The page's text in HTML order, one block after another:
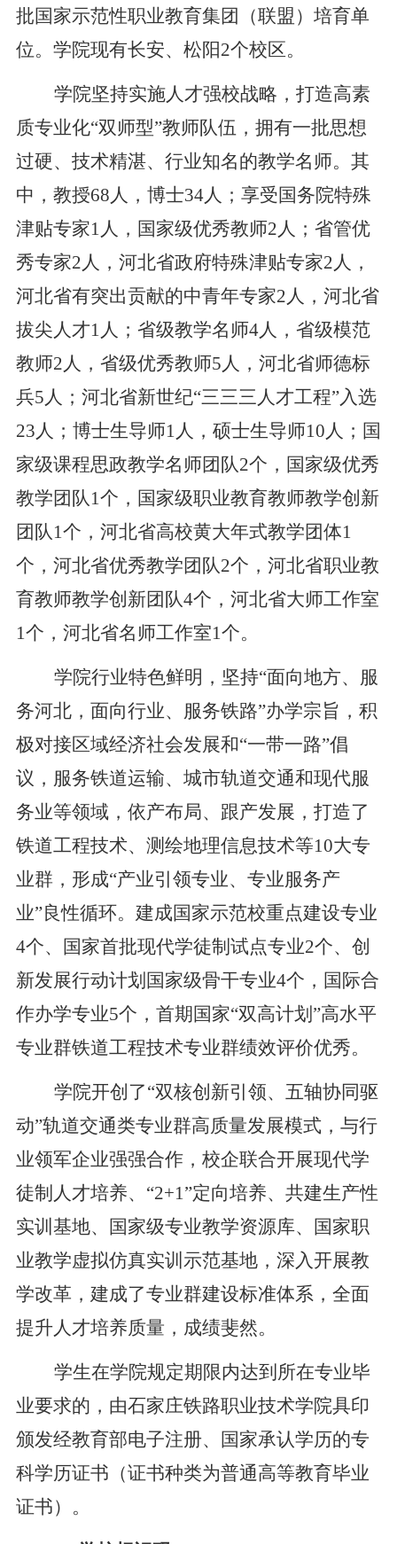
批国家示范性职业教育集团（联盟）培育单
位。学院现有长安、松阳2个校区。
学院坚持实施人才强校战略，打造高素
质专业化“双师型”教师队伍，拥有一批思想
过硬、技术精湛、行业知名的教学名师。其
中，教授68人，博士34人；享受国务院特殊
津贴专家1人，国家级优秀教师2人；省管优
秀专家2人，河北省政府特殊津贴专家2人，
河北省有突出贡献的中青年专家2人，河北省
拔尖人才1人；省级教学名师4人，省级模范
教师2人，省级优秀教师5人，河北省师德标
兵5人；河北省新世纪“三三三人才工程”入选
23人；博士生导师1人，硕士生导师10人；国
家级课程思政教学名师团队2个，国家级优秀
教学团队1个，国家级职业教育教师教学创新
团队1个，河北省高校黄大年式教学团体1
个，河北省优秀教学团队2个，河北省职业教
育教师教学创新团队4个，河北省大师工作室
1个，河北省名师工作室1个。
学院行业特色鲜明，坚持“面向地方、服
务河北，面向行业、服务铁路”办学宗旨，积
极对接区域经济社会发展和“一带一路”倡
议，服务铁道运输、城市轨道交通和现代服
务业等领域，依产布局、跟产发展，打造了
铁道工程技术、测绘地理信息技术等10大专
业群，形成“产业引领专业、专业服务产
业”良性循环。建成国家示范校重点建设专业
4个、国家首批现代学徒制试点专业2个、创
新发展行动计划国家级骨干专业4个，国际合
作办学专业5个，首期国家“双高计划”高水平
专业群铁道工程技术专业群绩效评价优秀。
学院开创了“双核创新引领、五轴协同驱
动”轨道交通类专业群高质量发展模式，与行
业领军企业强强合作，校企联合开展现代学
徒制人才培养、“2+1”定向培养、共建生产性
实训基地、国家级专业教学资源库、国家职
业教学虚拟仿真实训示范基地，深入开展教
学改革，建成了专业群建设标准体系，全面
提升人才培养质量，成绩斐然。
学生在学院规定期限内达到所在专业毕
业要求的，由石家庄铁路职业技术学院具印
颁发经教育部电子注册、国家承认学历的专
科学历证书（证书种类为普通高等教育毕业
证书）。